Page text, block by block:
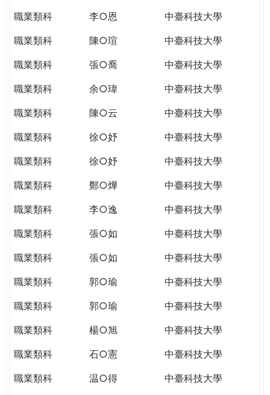
職業類科
李○恩
中臺科技大學
職業類科
陳○瑄
中臺科技大學
職業類科
張○喬
中臺科技大學
職業類科
余○瑋
中臺科技大學
職業類科
陳○云
中臺科技大學
職業類科
徐○妤
中臺科技大學
職業類科
徐○妤
中臺科技大學
職業類科
鄭○燁
中臺科技大學
職業類科
李○逸
中臺科技大學
職業類科
張○如
中臺科技大學
職業類科
張○如
中臺科技大學
職業類科
郭○瑜
中臺科技大學
職業類科
郭○瑜
中臺科技大學
職業類科
楊○旭
中臺科技大學
職業類科
石○憲
中臺科技大學
職業類科
温○得
中臺科技大學